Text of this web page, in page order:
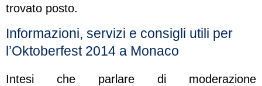
trovato posto.
Informazioni, servizi e consigli utili per
l’Oktoberfest 2014 a Monaco
Intesi che parlare di moderazione